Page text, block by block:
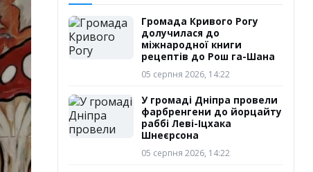
Громада Кривого Рогу
долучилася до
міжнародної книги
рецептів до Рош га-Шана
05 серпня 2026, 14:22
У громаді Дніпра провели
фарбренгени до йорцайту
раббі Леві-Іцхака
Шнеєрсона
05 серпня 2026, 14:22